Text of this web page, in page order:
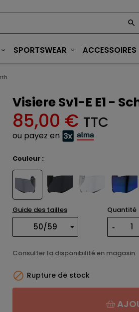
SPORTSWEAR ACCESSOIRES
Visiere Sv1-E E1 -
85,00 € TTC
ou payez en
Couleur :
Guide des tailles Quantité
Consulter la disponibilité en magasin
 Rupture de stock